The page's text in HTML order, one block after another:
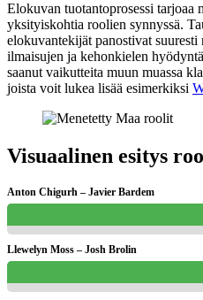
Elokuvan tuotantoprosessi tarjoaa
yksityiskohtia roolien synnyssä.
elokuvantekijät panostivat
ilmaisujen ja kehonkielen
saanut vaikutteita muun muassa
joista voit lukea lisää esimerkiksi
Visuaalinen esitys
Anton Chigurh – Javier Bardem
Llewelyn Moss – Josh Brolin